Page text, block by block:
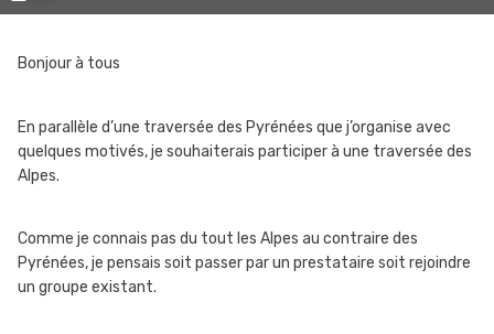
Bonjour à tous
En parallèle d’une traversée des Pyrénées que j’organise avec
quelques motivés, je souhaiterais participer à une traversée des
Alpes.
Comme je connais pas du tout les Alpes au contraire des
Pyrénées, je pensais soit passer par un prestataire soit rejoindre
un groupe existant.